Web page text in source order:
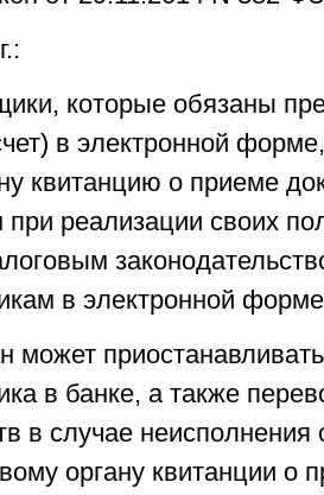
которые обязаны
в электронной
квитанцию о приеме
при реализации своих
в электронной
может
в банке, а также
в случае неисполнения
органу квитанции о